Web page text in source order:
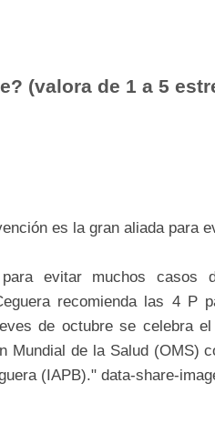
(valora de 1 a 5
es la gran aliada para
evitar muchos casos
recomienda las 4 P
de octubre se celebra
Mundial de la Salud (OMS)
(IAPB)." data-share-